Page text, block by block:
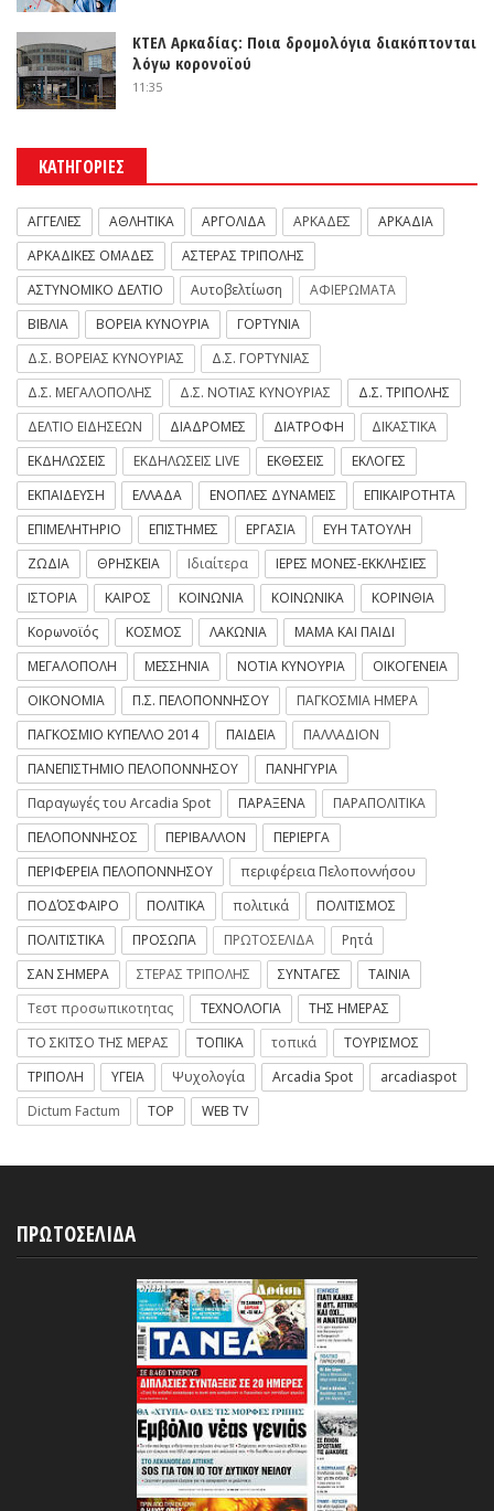
ΚΤΕΛ Αρκαδίας: Ποια δρομολόγια διακόπτονται
λόγω κορονοϊού
11:35
ΚΑΤΗΓΟΡΙΕΣ
ΑΓΓΕΛΙΕΣ ΑΘΛΗΤΙΚΑ ΑΡΓΟΛΙΔΑ ΑΡΚΑΔΕΣ
ΑΡΚΑΔΙΑ
ΑΡΚΑΔΙΚΕΣ ΟΜΑΔΕΣ
ΑΣΤΕΡΑΣ ΤΡΙΠΟΛΗΣ
ΑΣΤΥΝΟΜΙΚΟ ΔΕΛΤΙΟ
Αυτοβελτίωση
ΑΦΙΕΡΩΜΑΤΑ
ΒΙΒΛΙΑ
ΒΟΡΕΙΑ ΚΥΝΟΥΡΙΑ
ΓΟΡΤΥΝΙΑ
Δ.Σ. ΒΟΡΕΙΑΣ ΚΥΝΟΥΡΙΑΣ
Δ.Σ. ΓΟΡΤΥΝΙΑΣ
Δ.Σ. ΜΕΓΑΛΟΠΟΛΗΣ
Δ.Σ. ΝΟΤΙΑΣ ΚΥΝΟΥΡΙΑΣ
Δ.Σ. ΤΡΙΠΟΛΗΣ
ΔΕΛΤΙΟ ΕΙΔΗΣΕΩΝ
ΔΙΑΔΡΟΜΕΣ ΔΙΑΤΡΟΦΗ
ΔΙΚΑΣΤΙΚΑ
ΕΚΔΗΛΩΣΕΙΣ
ΕΚΔΗΛΩΣΕΙΣ LIVE ΕΚΘΕΣΕΙΣ
ΕΚΛΟΓΕΣ
ΕΚΠΑΙΔΕΥΣΗ
ΕΛΛΑΔΑ ΕΝΟΠΛΕΣ ΔΥΝΑΜΕΙΣ
ΕΠΙΚΑΙΡΟΤΗΤΑ
ΕΠΙΜΕΛΗΤΗΡΙΟ
ΕΠΙΣΤΗΜΕΣ ΕΡΓΑΣΙΑ
ΕΥΗ ΤΑΤΟΥΛΗ
ΖΩΔΙΑ
ΘΡΗΣΚΕΙΑ Ιδιαίτερα
ΙΕΡΕΣ ΜΟΝΕΣ-ΕΚΚΛΗΣΙΕΣ
ΙΣΤΟΡΙΑ
ΚΑΙΡΟΣ ΚΟΙΝΩΝΙΑ ΚΟΙΝΩΝΙΚΑ
ΚΟΡΙΝΘΙΑ
Κορωνοϊός
ΚΟΣΜΟΣ ΛΑΚΩΝΙΑ
ΜΑΜΑ ΚΑΙ ΠΑΙΔΙ
ΜΕΓΑΛΟΠΟΛΗ
ΜΕΣΣΗΝΙΑ ΝΟΤΙΑ ΚΥΝΟΥΡΙΑ
ΟΙΚΟΓΕΝΕΙΑ
ΟΙΚΟΝΟΜΙΑ
Π.Σ. ΠΕΛΟΠΟΝΝΗΣΟΥ
ΠΑΓΚΟΣΜΙΑ ΗΜΕΡΑ
ΠΑΓΚΟΣΜΙΟ ΚΥΠΕΛΛΟ 2014
ΠΑΙΔΕΙΑ
ΠΑΛΛΑΔΙΟΝ
ΠΑΝΕΠΙΣΤΗΜΙΟ ΠΕΛΟΠΟΝΝΗΣΟΥ
ΠΑΝΗΓΥΡΙΑ
Παραγωγές του Arcadia Spot
ΠΑΡΑΞΕΝΑ
ΠΑΡΑΠΟΛΙΤΙΚΑ
ΠΕΛΟΠΟΝΝΗΣΟΣ
ΠΕΡΙΒΑΛΛΟΝ
ΠΕΡΙΕΡΓΑ
ΠΕΡΙΦΕΡΕΙΑ ΠΕΛΟΠΟΝΝΗΣΟΥ
περιφέρεια Πελοποννήσου
ΠΟΔΌΣΦΑΙΡΟ
ΠΟΛΙΤΙΚΑ πολιτικά
ΠΟΛΙΤΙΣΜΟΣ
ΠΟΛΙΤΙΣΤΙΚΑ
ΠΡΟΣΩΠΑ ΠΡΩΤΟΣΕΛΙΔΑ
Ρητά
ΣΑΝ ΣΗΜΕΡΑ
ΣΤΕΡΑΣ ΤΡΙΠΟΛΗΣ ΣΥΝΤΑΓΕΣ
ΤΑΙΝΙΑ
Τεστ προσωπικοτητας
ΤΕΧΝΟΛΟΓΙΑ
ΤΗΣ ΗΜΕΡΑΣ
ΤΟ ΣΚΙΤΣΟ ΤΗΣ ΜΕΡΑΣ
ΤΟΠΙΚΑ τοπικά
ΤΟΥΡΙΣΜΟΣ
ΤΡΙΠΟΛΗ
ΥΓΕΙΑ Ψυχολογία Arcadia Spot
arcadiaspot
Dictum Factum
TOP WEB TV
ΠΡΩΤΟΣΕΛΙΔΑ